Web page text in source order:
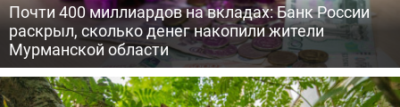
Почти 400 миллиардов на вкладах: Банк России
раскрыл, сколько денег накопили жители
Мурманской области